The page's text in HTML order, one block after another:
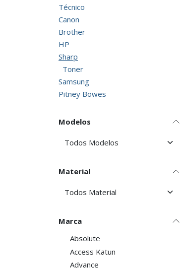
Técnico
Canon
Brother
HP
Sharp
Toner
Samsung
Pitney Bowes
Modelos
Material
Marca
Absolute
Access Katun
Advance